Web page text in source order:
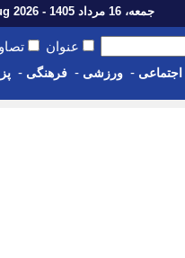
جمعه، 16 مرداد 1405 - Fri, 07th Aug 2026
عنوان
اجتماعی - ورزشی - فرهنگی -